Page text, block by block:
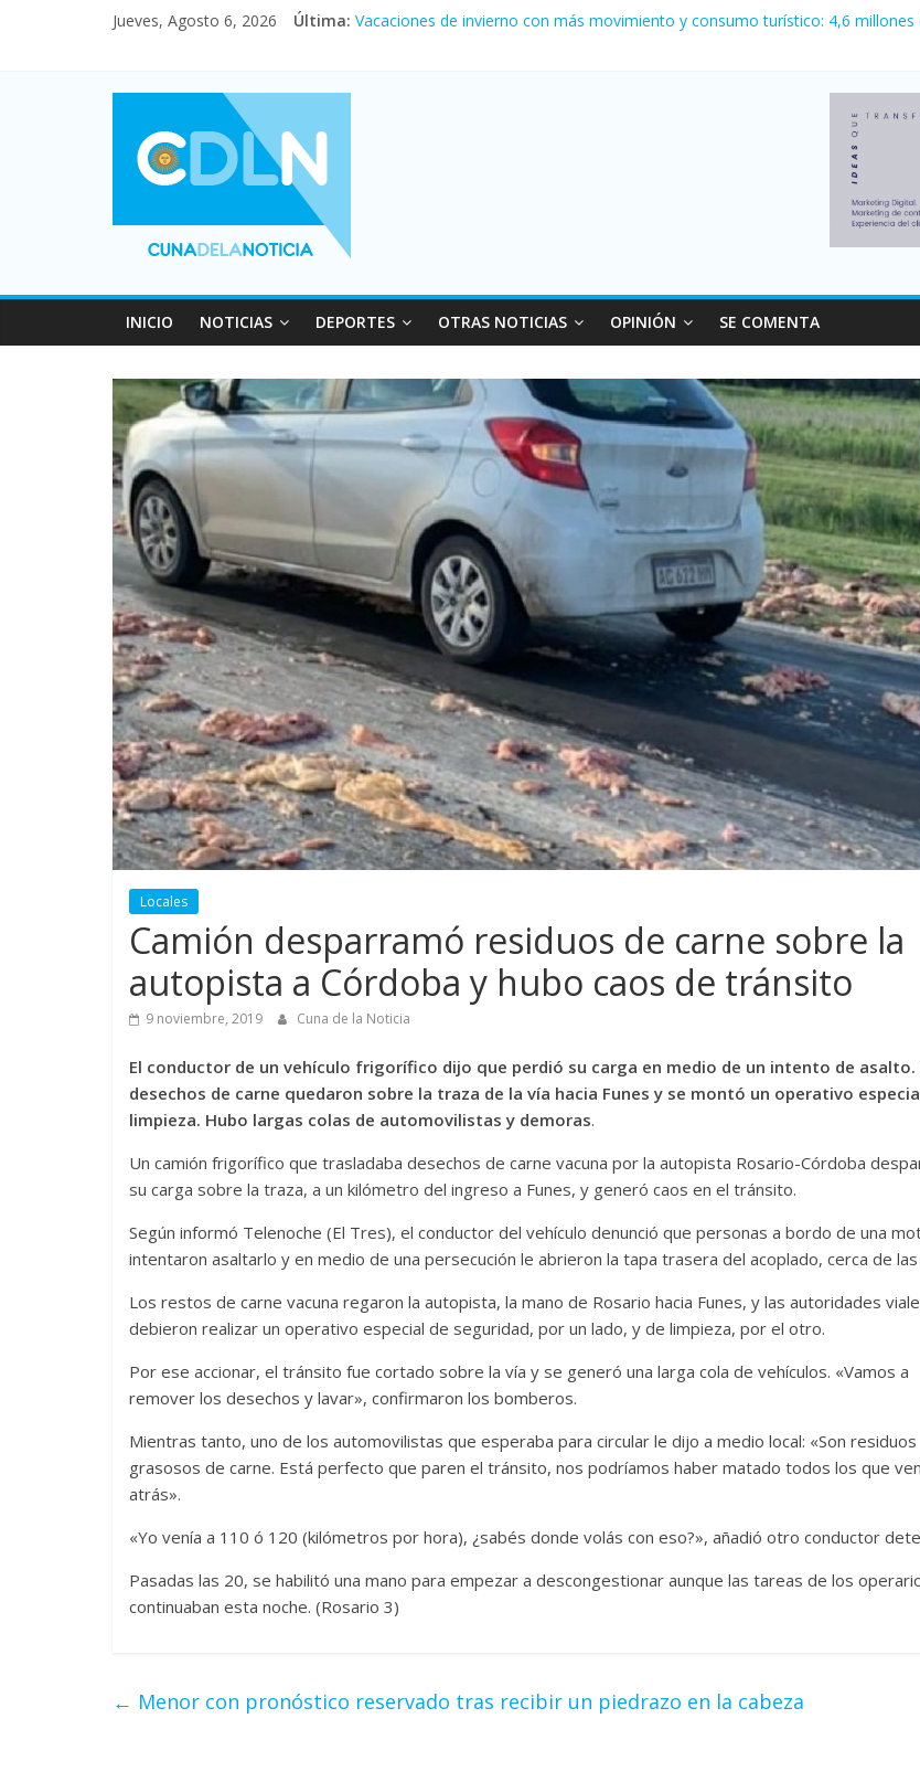
Jueves, Agosto 6, 2026 Última:
En un partidazo, Newell’s empató 2 a 2 con Boca en el Coloso del Parque
Vacaciones de invierno con más movimiento y consumo turístico: 4,6
INICIO NOTICIAS DEPORTES OTRAS NOTICIAS OPINIÓN SE COMENTA
Locales
Camión desparramó residuos de carne sobre la
autopista a Córdoba y hubo caos de tránsito
9 noviembre, 2019 Cuna de la Noticia
El conductor de un vehículo frigorífico dijo que perdió su carga en medio de un intento de asalto.
desechos de carne quedaron sobre la traza de la vía hacia Funes y se montó un operativo
limpieza. Hubo largas colas de automovilistas y demoras.
Un camión frigorífico que trasladaba desechos de carne vacuna por la autopista Rosario-Córdoba
su carga sobre la traza, a un kilómetro del ingreso a Funes, y generó caos en el tránsito.
Según informó Telenoche (El Tres), el conductor del vehículo denunció que personas a bordo de una
intentaron asaltarlo y en medio de una persecución le abrieron la tapa trasera del acoplado, cerca de las
Los restos de carne vacuna regaron la autopista, la mano de Rosario hacia Funes, y las autoridades
debieron realizar un operativo especial de seguridad, por un lado, y de limpieza, por el otro.
Por ese accionar, el tránsito fue cortado sobre la vía y se generó una larga cola de vehículos. «Vamos a
remover los desechos y lavar», confirmaron los bomberos.
Mientras tanto, uno de los automovilistas que esperaba para circular le dijo a medio local: «Son residuos
grasosos de carne. Está perfecto que paren el tránsito, nos podríamos haber matado todos los que
atrás».
«Yo venía a 110 ó 120 (kilómetros por hora), ¿sabés donde volás con eso?», añadió otro conductor
Pasadas las 20, se habilitó una mano para empezar a descongestionar aunque las tareas de los
continuaban esta noche. (Rosario 3)
← Menor con pronóstico reservado tras recibir un piedrazo en la cabeza